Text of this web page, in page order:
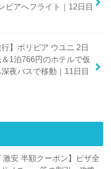
ビアへフライト｜12日目
行】ボリビア ウユニ 2日
1泊766円のホテルで仮
夜バスで移動｜11日目
激安 半額クーポン】ピザ全